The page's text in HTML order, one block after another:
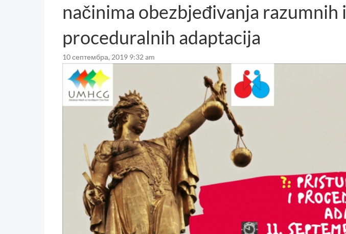
načinima obezbjeđivanja razumnih i
proceduralnih adaptacija
10 септембра, 2019 9:32 am